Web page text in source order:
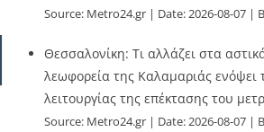
Source: Metro24.gr Date: 2026-08-07
Θεσσαλονίκη: Τι αλλάζει στα
λεωφορεία της Καλαμαριάς ενόψει
λειτουργίας της επέκτασης του
Source: Metro24.gr Date: 2026-08-07